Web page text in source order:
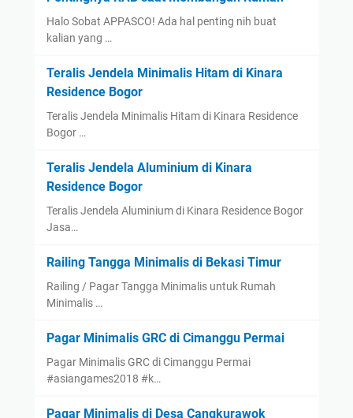
Halo Sobat APPASCO! Ada hal penting nih buat
kalian yang …
Teralis Jendela Minimalis Hitam di Kinara
Residence Bogor
Teralis Jendela Minimalis Hitam di Kinara Residence
Bogor …
Teralis Jendela Aluminium di Kinara
Residence Bogor
Teralis Jendela Aluminium di Kinara Residence Bogor
Jasa…
Railing Tangga Minimalis di Bekasi Timur
Railing / Pagar Tangga Minimalis untuk Rumah
Minimalis …
Pagar Minimalis GRC di Cimanggu Permai
Pagar Minimalis GRC di Cimanggu Permai
#asiangames2018 #k…
Pagar Minimalis di Desa Cangkurawok